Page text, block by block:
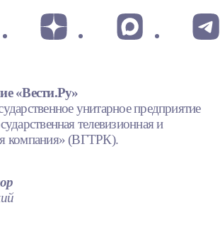
«Вести.Ру»
унитарное предприятие
телевизионная и
компания» (ВГТРК).